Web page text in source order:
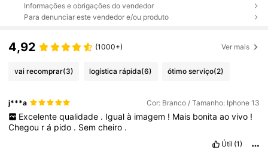
Informações e obrigações do vendedor
Para denunciar este vendedor e/ou produto
4,92 (1000+) Ver mais
vai recomprar(3) logística rápida(6) ótimo serviço(2)
j***a Cor: Branco / Tamanho: Iphone 13
Excelente qualidade . Igual à imagem ! Mais bonita ao vivo !
Chegou rá pido . Semcheiro .
Útil (1)